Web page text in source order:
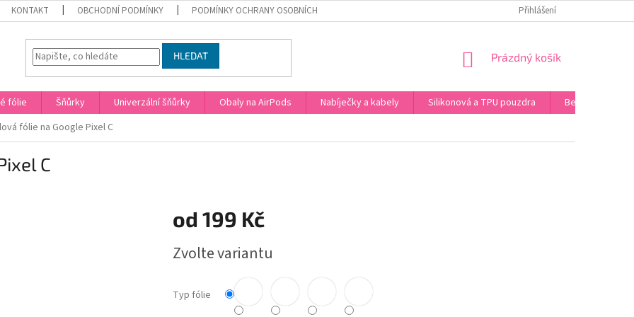
KONTAKT OBCHODNÍ PODMÍNKY PODMÍNKY OCHRANY OSOBNÍCH ÚDAJŮ Přihlášení
HLEDAT
NÁKUPNÍ
Prázdný košík
fólie Šňůrky Univerzální šňůrky Obaly na AirPods Nabíječky a kabely Silikonová a TPU pouzdra
Bezdrátová
fólie na Google Pixel C
C
od 199 Kč
cena:
Zvolte variantu
Typ fólie